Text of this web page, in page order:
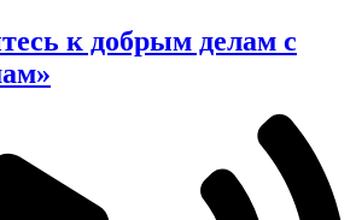
к добрым делам с